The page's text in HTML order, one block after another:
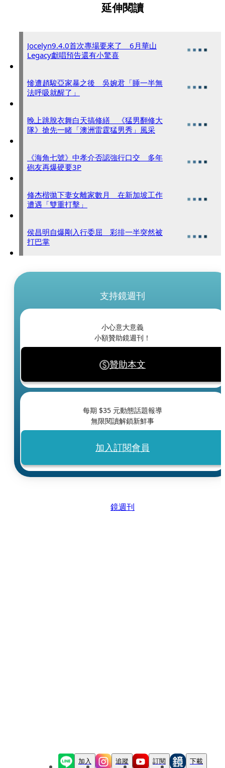
延伸閱讀
Jocelyn9.4.0首次專場要來了 6月華山
Legacy獻唱預告還有小驚喜
慘遭趙駿亞家暴之後 吳婉君「睡一半無
法呼吸就醒了」
晚上跳脫衣舞白天搞修繕 《猛男翻修大
隊》搶先一睹「澳洲雷霆猛男秀」風采
《海角七號》中孝介否認強行口交 多年
砲友再爆硬要3P
修杰楷拋下妻女離家數月 在新加坡工作
遭遇「雙重打擊」
侯昌明自爆剛入行委屈 彩排一半突然被
打巴掌
支持鏡週刊
小心意大意義
小額贊助鏡週刊！
贊助本文
每期 $35 元動態話題報導
無限閱讀解鎖新鮮事
加入訂閱會員
鏡週刊
加入 追蹤 訂閱 下載